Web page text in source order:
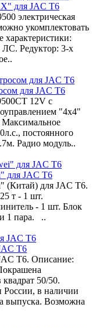
для JAC T6
электрическая
укомплектовать
ЛС. Редуктор: 3-х
для JAC T6
12V с
"4x4"
Максимальное
постоянного
Радио модуль..
для JAC T6
(Китай) для JAC T6.
т - 1 шт.
- 1 шт. Блок
1 пара. ..
T6
T6. Описание:
50/50.
России, в наличии
выпуска. Возможна